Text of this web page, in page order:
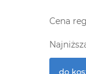
Cena
do